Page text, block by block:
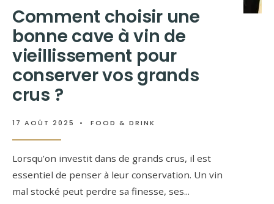
Comment choisir une
bonne cave à vin de
vieillissement pour
conserver vos grands
crus ?
17 AOÛT 2025 • FOOD & DRINK
Lorsqu’on investit dans de grands crus, il est
essentiel de penser à leur conservation. Un vin
mal stocké peut perdre sa finesse, ses...